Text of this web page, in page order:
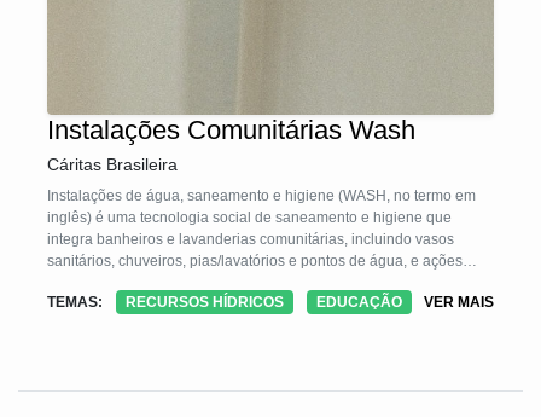
Instalações Comunitárias Wash
Cáritas Brasileira
Instalações de água, saneamento e higiene (WASH, no termo em
inglês) é uma tecnologia social de saneamento e higiene que
integra banheiros e lavanderias comunitárias, incluindo vasos
sanitários, chuveiros, pias/lavatórios e pontos de água, e ações
Cáritas Brasileira, adapta-se ao contexto com estruturas em
Piauí e Pará, ampliando o acesso à água, saneamento e higiene,
TEMAS: RECURSOS HÍDRICOS EDUCAÇÃO VER MAIS